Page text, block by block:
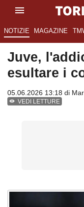
NOTIZIE MAGAZINE
Juve,
esultare i
05.06.2026 13:18 di
VEDI LETTURE